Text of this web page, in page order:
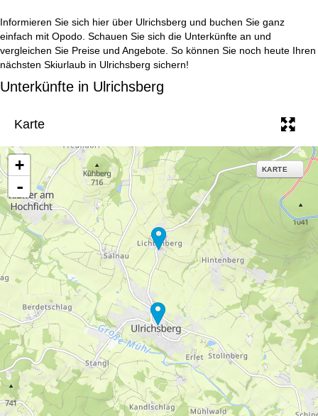
i
t
Informieren Sie sich hier über Ulrichsberg und buchen Sie ganz
einfach mit Opodo. Schauen Sie sich die Unterkünfte an und
vergleichen Sie Preise und Angebote. So können Sie noch heute Ihren
nächsten Skiurlaub in Ulrichsberg sichern!
Unterkünfte in Ulrichsberg
Karte
+
-
KARTE